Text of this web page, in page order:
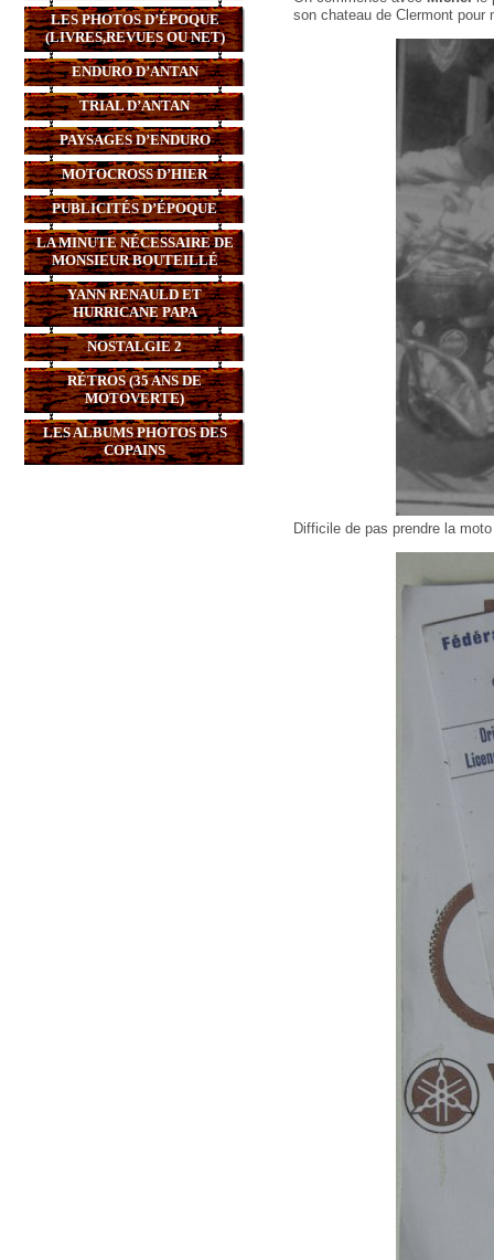
LES PHOTOS D’ÉPOQUE
(LIVRES,REVUES OU NET)
ENDURO D’ANTAN
TRIAL D’ANTAN
PAYSAGES D’ENDURO
MOTOCROSS D’HIER
PUBLICITÉS D’ÉPOQUE
LA MINUTE NÉCESSAIRE DE
MONSIEUR BOUTEILLÉ
YANN RENAULD ET
HURRICANE PAPA
NOSTALGIE 2
RÉTROS (35 ANS DE
MOTOVERTE)
LES ALBUMS PHOTOS DES
COPAINS
son chateau de Clermont pour
Difficile de pas prendre la